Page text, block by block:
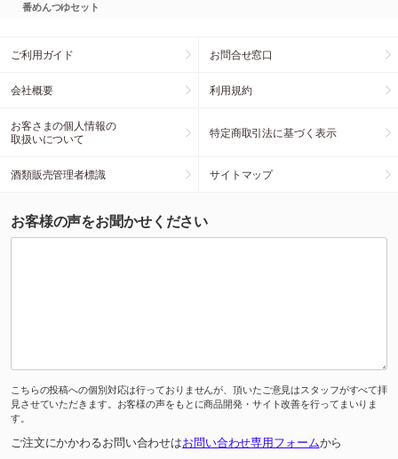
番めんつゆセット
ご利用ガイド お問合せ窓口
会社概要 利用規約
お客さまの個人情報の
取扱いについて
特定商取引法に基づく表示
酒類販売管理者標識 サイトマップ
お客様の声をお聞かせください
こちらの投稿への個別対応は行っておりませんが、頂いたご意見はスタッフがすべて拝
見させていただきます。お客様の声をもとに商品開発・サイト改善を行ってまいりま
す。
ご注文にかかわるお問い合わせはお問い合わせ専用フォームから